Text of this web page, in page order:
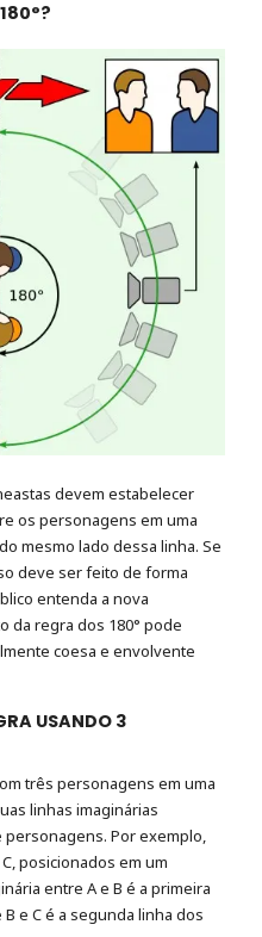
devem estabelecer
os personagens em uma
mesmo lado dessa linha. Se
deve ser feito de forma
entenda a nova
da regra dos 180° pode
coesa e envolvente
USANDO 3
três personagens em uma
linhas imaginárias
personagens. Por exemplo,
posicionados em um
entre A e B é a primeira
e C é a segunda linha dos